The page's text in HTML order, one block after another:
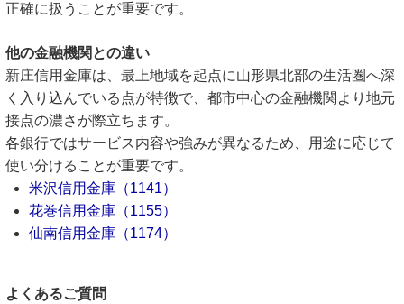
正確に扱うことが重要です。
他の金融機関との違い
新庄信用金庫は、最上地域を起点に山形県北部の生活圏へ深
く入り込んでいる点が特徴で、都市中心の金融機関より地元
接点の濃さが際立ちます。
各銀行ではサービス内容や強みが異なるため、用途に応じて
使い分けることが重要です。
米沢信用金庫（1141）
花巻信用金庫（1155）
仙南信用金庫（1174）
よくあるご質問